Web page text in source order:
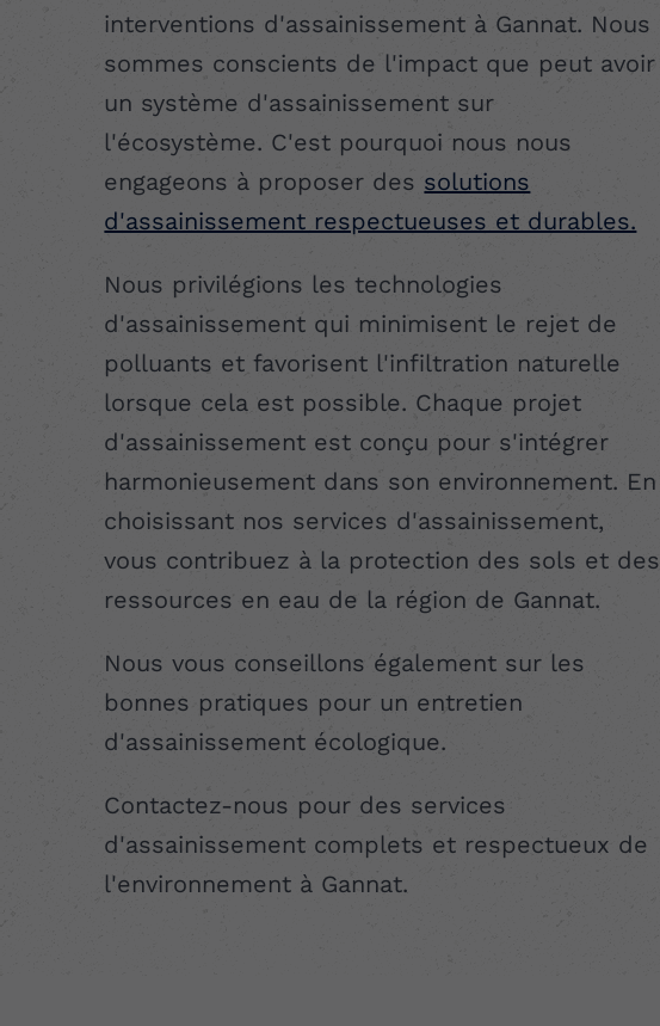
interventions d'assainissement à Gannat. Nous
sommes conscients de l'impact que peut avoir
un système d'assainissement sur
l'écosystème. C'est pourquoi nous nous
engageons à proposer des solutions
d'assainissement respectueuses et durables.
Nous privilégions les technologies
d'assainissement qui minimisent le rejet de
polluants et favorisent l'infiltration naturelle
lorsque cela est possible. Chaque projet
d'assainissement est conçu pour s'intégrer
harmonieusement dans son environnement. En
choisissant nos services d'assainissement,
vous contribuez à la protection des sols et des
ressources en eau de la région de Gannat.
Nous vous conseillons également sur les
bonnes pratiques pour un entretien
d'assainissement écologique.
Contactez-nous pour des services
d'assainissement complets et respectueux de
l'environnement à Gannat.